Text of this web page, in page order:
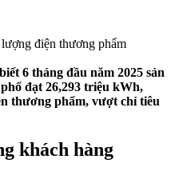
điện thương phẩm
6 tháng đầu năm 2025 sản
đạt 26,293 triệu kWh,
thương phẩm, vượt chỉ tiêu
khách hàng